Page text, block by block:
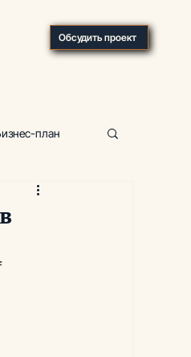
Обсудить проект
план
центр